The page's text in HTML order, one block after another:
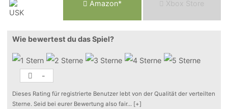
Amazon* Xbox Store
Wie bewertest du das Spiel?
-
Dieses Rating für registrierte Benutzer lebt von der Qualität der verteilten
Sterne. Seid bei eurer Bewertung also fair... [+]